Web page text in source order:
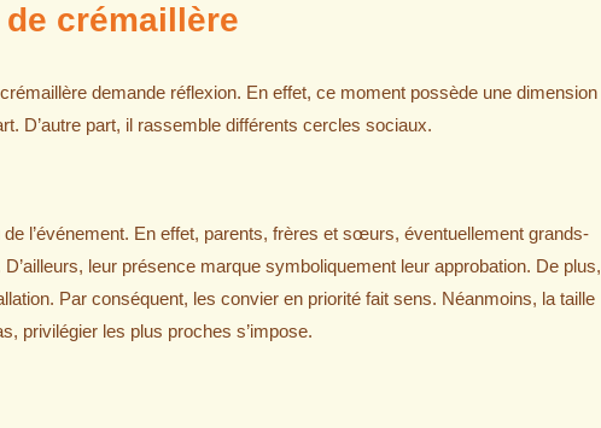
crémaillère
demande réflexion. En effet, ce moment possède une dimension
D’autre part, il rassemble différents cercles sociaux.
l’événement. En effet, parents, frères et sœurs, éventuellement grands-
leur présence marque symboliquement leur approbation. De plus,
Par conséquent, les convier en priorité fait sens. Néanmoins, la taille
privilégier les plus proches s’impose.